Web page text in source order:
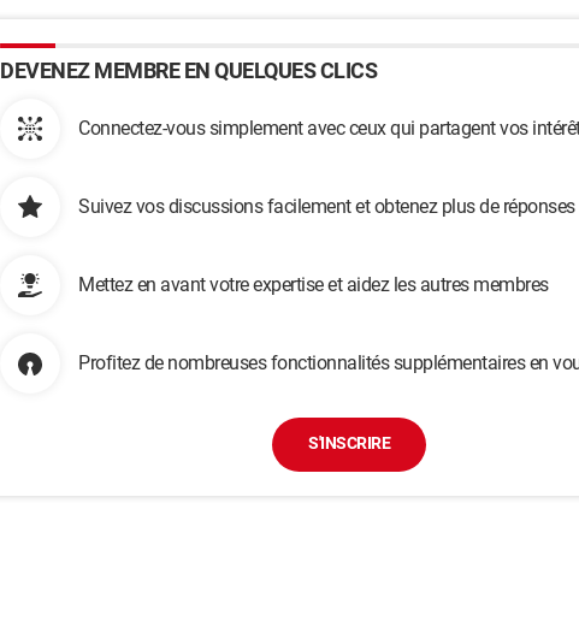
DEVENEZ MEMBRE EN QUELQUES CLICS
Connectez-vous simplement avec ceux qui partagent vos
Suivez vos discussions facilement et obtenez plus de réponses
Mettez en avant votre expertise et aidez les autres membres
Profitez de nombreuses fonctionnalités supplémentaires en
S'INSCRIRE